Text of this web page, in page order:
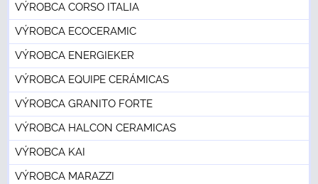
VÝROBCA CORSO ITALIA
VÝROBCA ECOCERAMIC
VÝROBCA ENERGIEKER
VÝROBCA EQUIPE CERÁMICAS
VÝROBCA GRANITO FORTE
VÝROBCA HALCON CERAMICAS
VÝROBCA KAI
VÝROBCA MARAZZI